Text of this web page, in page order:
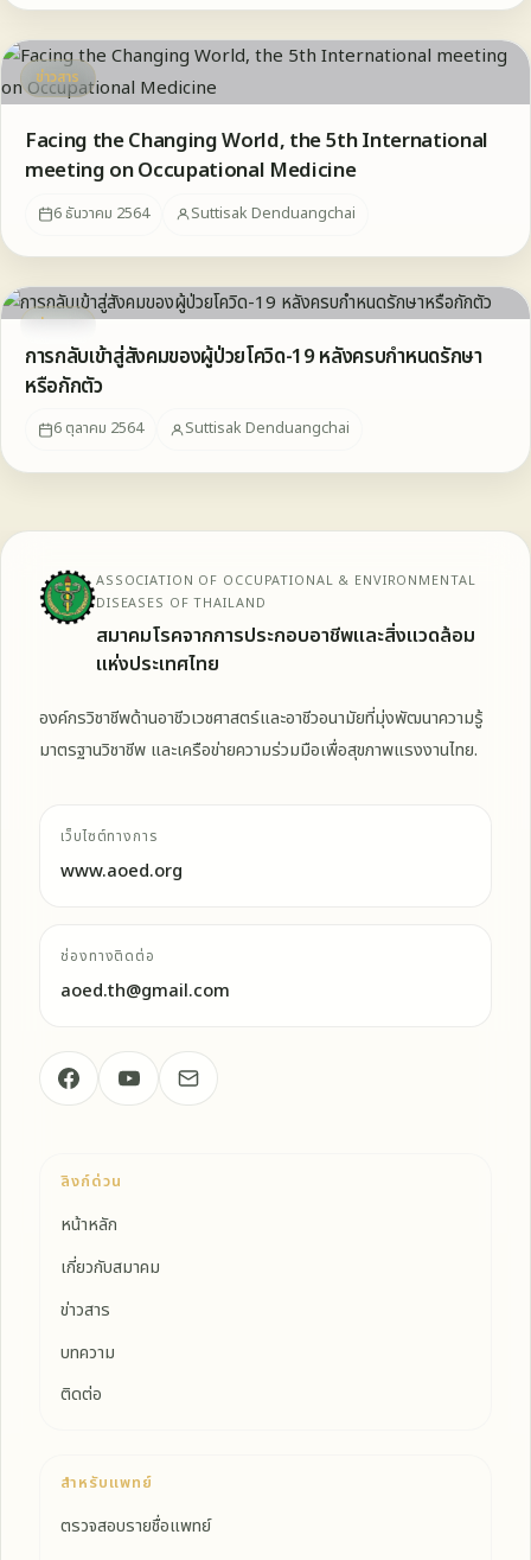
ข่าวสาร
Facing the Changing World, the 5th International
meeting on Occupational Medicine
6 ธันวาคม 2564 Suttisak Denduangchai
ข่าวสาร
การกลับเข้าสู่สังคมของผู้ป่วยโควิด-19 หลังครบกำหนดรักษา
หรือกักตัว
6 ตุลาคม 2564 Suttisak Denduangchai
ASSOCIATION OF OCCUPATIONAL & ENVIRONMENTAL
DISEASES OF THAILAND
สมาคมโรคจากการประกอบอาชีพและสิ่งแวดล้อม
แห่งประเทศไทย
องค์กรวิชาชีพด้านอาชีวเวชศาสตร์และอาชีวอนามัยที่มุ่งพัฒนาความรู้
มาตรฐานวิชาชีพ และเครือข่ายความร่วมมือเพื่อสุขภาพแรงงานไทย.
เว็บไซต์ทางการ
www.aoed.org
ช่องทางติดต่อ
aoed.th@gmail.com
ลิงก์ด่วน
หน้าหลัก
เกี่ยวกับสมาคม
ข่าวสาร
บทความ
ติดต่อ
สำหรับแพทย์
ตรวจสอบรายชื่อแพทย์